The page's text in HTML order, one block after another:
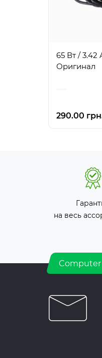
65 Вт / 3.42
Оригинал
290.00
на весь
Computer